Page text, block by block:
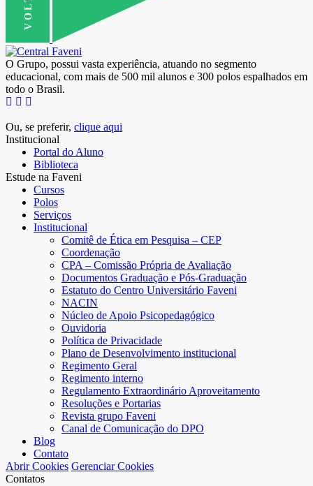
O Grupo, possui vasta experiência, atuando no segmento
educacional, com mais de 500 mil alunos e 300 polos espalhados em
todo o Brasil.
Ou, se preferir, clique aqui
Institucional
Portal do Aluno
Biblioteca
Estude na Faveni
Cursos
Polos
Serviços
Institucional
Comitê de Ética em Pesquisa – CEP
Coordenação
CPA – Comissão Própria de Avaliação
Documentos Graduação e Pós-Graduação
Estatuto do Centro Universitário Faveni
NACIN
Núcleo de Apoio Psicopedagógico
Ouvidoria
Política de Privacidade
Plano de Desenvolvimento institucional
Regimento Geral
Regimento interno
Regulamento Extraordinário Aproveitamento
Resoluções e Portarias
Revista grupo Faveni
Canal de Comunicação do DPO
Blog
Contato
Abrir Cookies Gerenciar Cookies
Contatos